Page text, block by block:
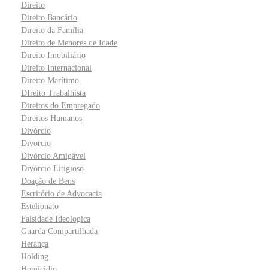
Direito
Direito Bancário
Direito da Família
Direito de Menores de Idade
Direito Imobiliário
Direito Internacional
Direito Marítimo
DIreito Trabalhista
Direitos do Empregado
Direitos Humanos
Divórcio
Divorcio
Divórcio Amigável
Divórcio Litigioso
Doação de Bens
Escritório de Advocacia
Estelionato
Falsidade Ideologica
Guarda Compartilhada
Herança
Holding